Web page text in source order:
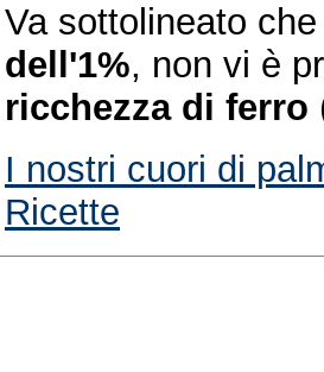
Va sottolineato
dell'1%, non vi è
ricchezza di ferro
I nostri cuori di
Ricette